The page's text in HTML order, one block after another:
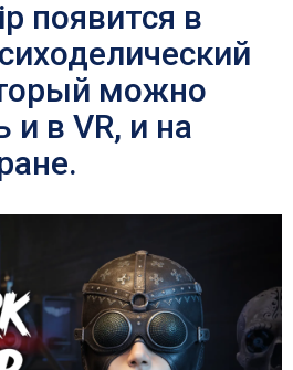
появится в
можно
и в VR, и на